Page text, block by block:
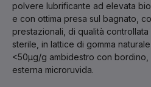
polvere lubrificante ad elevata
e con ottima presa sul bagnato,
prestazionali, di qualità
sterile, in lattice di gomma
<50μg/g ambidestro con
esterna microruvida.